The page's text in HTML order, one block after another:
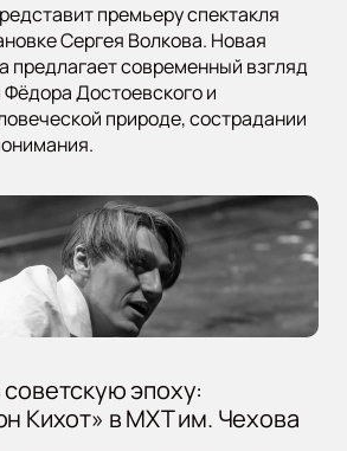
премьеру спектакля
Сергея Волкова. Новая
предлагает современный взгляд
Достоевского и
природе, сострадании
эпоху:
Кихот» в МХТ им. Чехова